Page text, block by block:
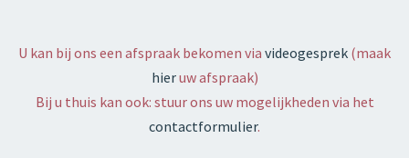
U kan bij ons een afspraak bekomen via videogesprek (maak
hieruw afspraak)
Bij u thuis kan ook: stuur ons uw mogelijkheden via het
contactformulier.